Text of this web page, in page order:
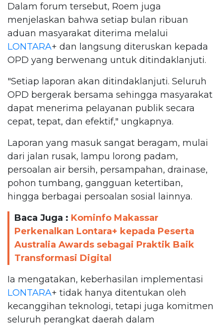
Dalam forum tersebut, Roem juga
menjelaskan bahwa setiap bulan ribuan
aduan masyarakat diterima melalui
LONTARA+ dan langsung diteruskan kepada
OPD yang berwenang untuk ditindaklanjuti.
"Setiap laporan akan ditindaklanjuti. Seluruh
OPD bergerak bersama sehingga masyarakat
dapat menerima pelayanan publik secara
cepat, tepat, dan efektif," ungkapnya.
Laporan yang masuk sangat beragam, mulai
dari jalan rusak, lampu lorong padam,
persoalan air bersih, persampahan, drainase,
pohon tumbang, gangguan ketertiban,
hingga berbagai persoalan sosial lainnya.
Baca Juga : Kominfo Makassar
Perkenalkan Lontara+ kepada Peserta
Australia Awards sebagai Praktik Baik
Transformasi Digital
Ia mengatakan, keberhasilan implementasi
LONTARA+ tidak hanya ditentukan oleh
kecanggihan teknologi, tetapi juga komitmen
seluruh perangkat daerah dalam